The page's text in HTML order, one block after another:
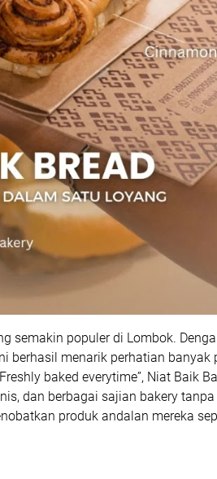
semakin populer di Lombok.
berhasil menarik perhatian banyak
baked everytime”, Niat Baik
dan berbagai sajian bakery
produk andalan mereka